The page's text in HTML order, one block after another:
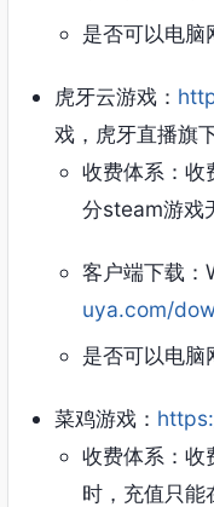
是否可以电脑
虎牙云游戏：
戏，虎牙直播旗
收费体系：收
分steam游戏
客户端下载
uya.com/
是否可以电脑
菜鸡游戏：
收费体系：收
时，充值只能